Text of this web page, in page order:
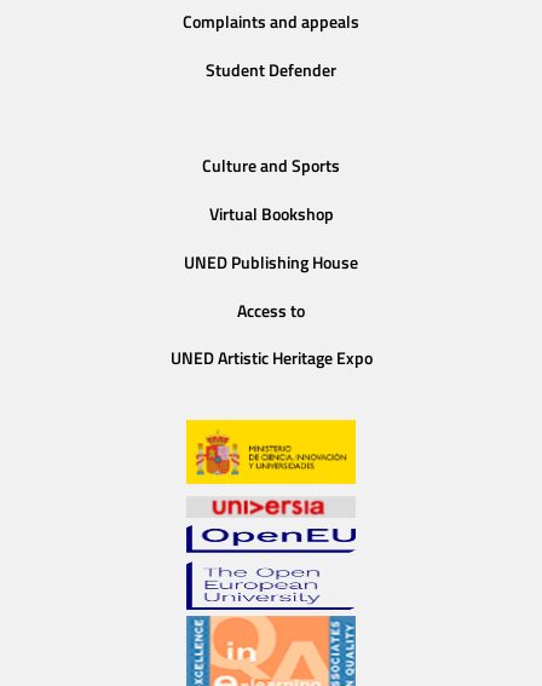
Complaints and appeals
Student Defender
Culture and Sports
Virtual Bookshop
UNED Publishing House
Access to
UNED Artistic Heritage Expo